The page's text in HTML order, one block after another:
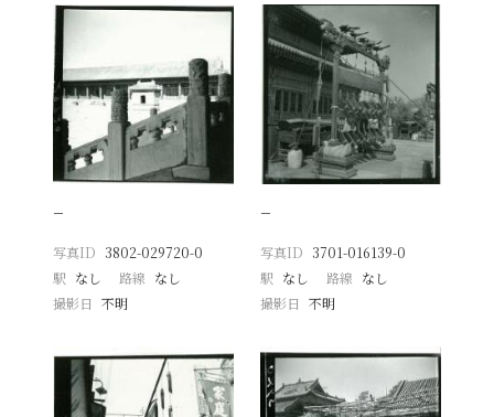
−
写真ID 3802-029720-0
駅 なし 路線 なし
撮影日
不明
−
写真ID 3701-016139-0
駅 なし 路線 なし
撮影日 不明